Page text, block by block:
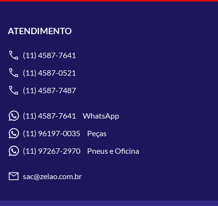
ATENDIMENTO
(11) 4587-7641
(11) 4587-0521
(11) 4587-7487
(11) 4587-7641 WhatsApp
(11) 96197-0035 Peças
(11) 97267-2970 Pneus e Oficina
sac@zelao.com.br